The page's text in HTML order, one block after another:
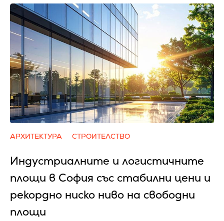
АРХИТЕКТУРА СТРОИТЕЛСТВО
Индустриалните и логистичните
площи в София със стабилни цени и
рекордно ниско ниво на свободни
площи